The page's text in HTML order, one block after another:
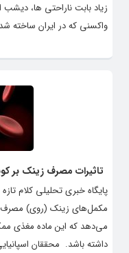
زیاد بابت ناراحتی ها، دیشب
واکسنی که در ایران ساخته
تاثیرات مصرف زینک بر
پایگاه خبری تحلیلی کلام
مکمل‌های زینک (روی) مصرف
داشته باشد. محققان